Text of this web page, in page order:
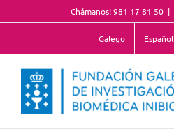
to
Chámanos! 981 17 81 50 |
Galego Español